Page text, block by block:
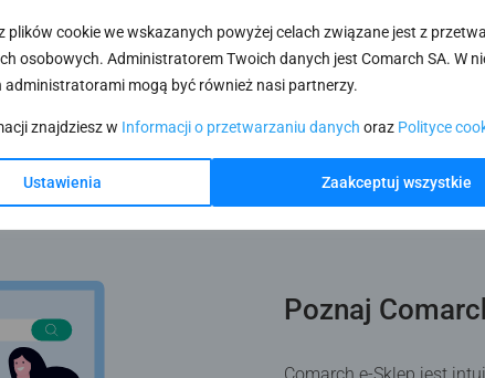
plików cookie we wskazanych powyżej celach związane jest z
osobowych. Administratorem Twoich danych jest Comarch SA. W
administratorami mogą być również nasi partnerzy.
znajdziesz w Informacji o przetwarzaniu danych oraz Polityce
Ustawienia Zaakceptuj wszystkie
Poznaj
Comarch e-Sklep jest